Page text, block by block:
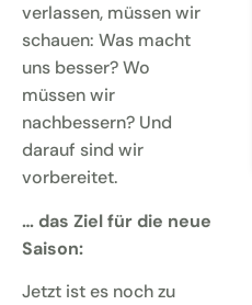
verlassen, müssen wir
schauen: Was macht
uns besser? Wo
müssen wir
nachbessern? Und
darauf sind wir
vorbereitet.
… das Ziel für die neue
Saison:
Jetzt ist es noch zu